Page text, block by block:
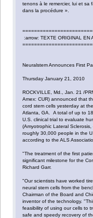
tenons à le remercier, lui et sa
dans la procédure ».
:arrow: TEXTE ORIGINAL EN
Neuralstem Announces First
Thursday January 21, 2010
ROCKVILLE, Md., Jan. 21 /
Amex: CUR) announced that
cord stem cells yesterday at
Atlanta, GA. A total of up to
U.S. clinical trial to evaluate
(Amyotrophic Lateral
roughly 30,000 people in the
according to the ALS
"The treatment of the first
significant milestone for the
Richard Garr.
"Our scientists have worked
neural stem cells from the
Chairman of the Board and
inventor of the technology.
feasibility of using our cells to
safe and speedy recovery of